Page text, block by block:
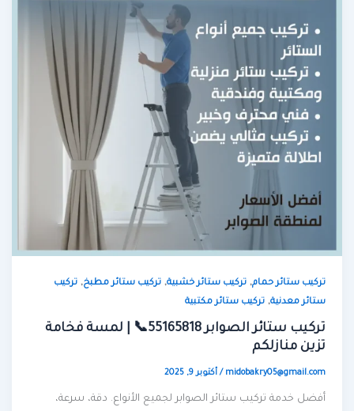
تركيب ستائر حمام,تركيب ستائر خشبية,تركيب ستائر مطبخ,تركيب
ستائر معدنية,تركيب ستائر مكتبية
تركيب ستائر الصوابر 55165818📞 | لمسة فخامة
تزين منازلكم
midobakry05@gmail.com
/أكتوبر 9, 2025
أفضل خدمة تركيب ستائر الصوابر لجميع الأنواع. دقة، سرعة،